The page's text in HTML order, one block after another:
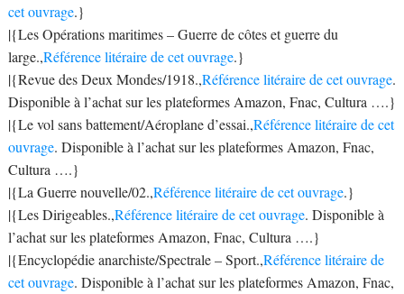
cet ouvrage.}
|{Les Opérations maritimes – Guerre de côtes et guerre du
large.,Référence litéraire de cet ouvrage.}
|{Revue des Deux Mondes/1918.,Référence litéraire de cet ouvrage.
Disponible à l’achat sur les plateformes Amazon, Fnac, Cultura ….}
|{Le vol sans battement/Aéroplane d’essai.,Référence litéraire de cet
ouvrage. Disponible à l’achat sur les plateformes Amazon, Fnac,
Cultura ….}
|{La Guerre nouvelle/02.,Référence litéraire de cet ouvrage.}
|{Les Dirigeables.,Référence litéraire de cet ouvrage. Disponible à
l’achat sur les plateformes Amazon, Fnac, Cultura ….}
|{Encyclopédie anarchiste/Spectrale – Sport.,Référence litéraire de
cet ouvrage. Disponible à l’achat sur les plateformes Amazon, Fnac,